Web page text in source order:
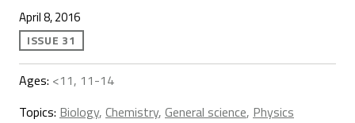
April 8, 2016
ISSUE 31
Ages: <11, 11-14
Topics: Biology, Chemistry, General science, Physics